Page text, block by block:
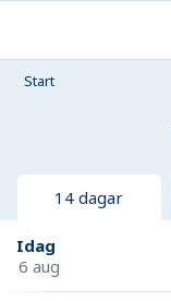
Start
14 dagar
Idag
6 aug